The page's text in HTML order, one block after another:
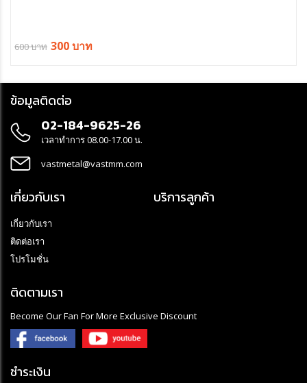
600 บาท 300 บาท
ข้อมูลติดต่อ
02-184-9625-26
เวลาทำการ 08.00-17.00 น.
vastmetal@vastmm.com
เกี่ยวกับเรา
เกี่ยวกับเรา
ติดต่อเรา
โปรโมชั่น
บริการลูกค้า
ติดตามเรา
Become Our Fan For More Exclusive Discount
ชำระเงิน